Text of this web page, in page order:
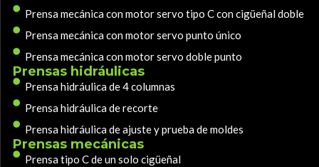
Prensa mecánica con motor servo tipo C con cigüeñal doble
Prensa mecánica con motor servo punto único
Prensa mecánica con motor servo doble punto
Prensas hidráulicas
Prensa hidráulica de 4 columnas
Prensa hidráulica de recorte
Prensa hidráulica de ajuste y prueba de moldes
Prensas mecánicas
Prensa tipo C de un solo cigüeñal